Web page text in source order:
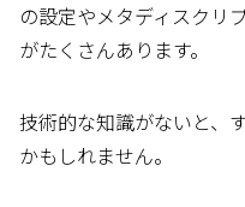
の設定やメタディスクリ
がたくさんあります。
技術的な知識がないと、
かもしれません。